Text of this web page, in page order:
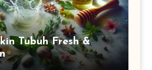
Tubuh Fresh &